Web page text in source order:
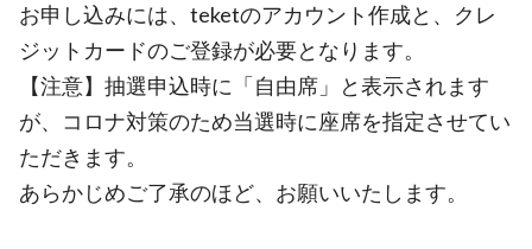
お申し込みには、teketのアカウント作成と、クレ
ジットカードのご登録が必要となります。
【注意】抽選申込時に「自由席」と表示されます
が、コロナ対策のため当選時に座席を指定させてい
ただきます。
あらかじめご了承のほど、お願いいたします。